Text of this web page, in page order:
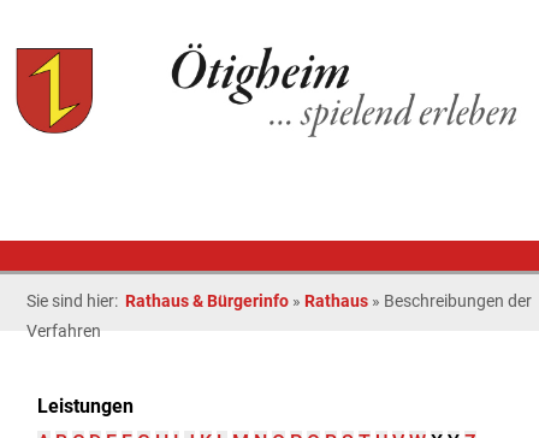
Sie sind hier: Rathaus & Bürgerinfo » Rathaus » Beschreibungen der
Verfahren
Leistungen